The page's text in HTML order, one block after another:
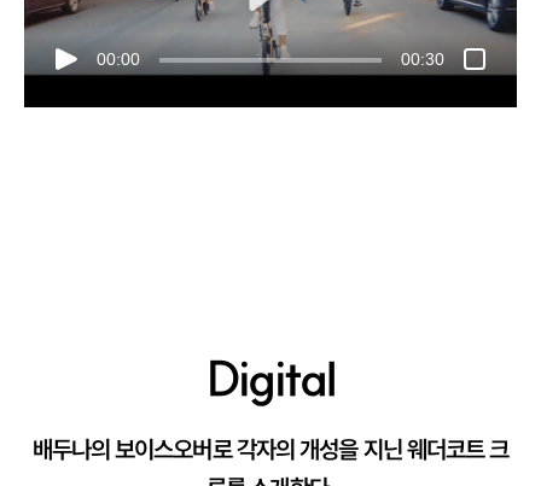
00:00 00:30
Digital
배두나의 보이스오버로 각자의 개성을 지닌 웨더코트 크